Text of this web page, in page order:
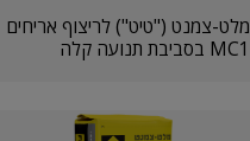
מלט-צמנט ("טיט") לריצוף אריחים
MC1 בסביבת תנועה קלה